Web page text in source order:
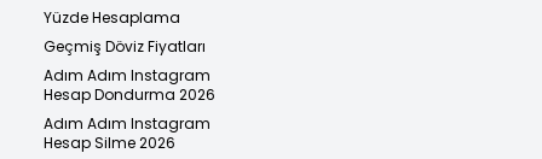
Yüzde Hesaplama
Geçmiş Döviz Fiyatları
Adım Adım Instagram
Hesap Dondurma 2026
Adım Adım Instagram
Hesap Silme 2026